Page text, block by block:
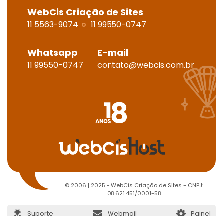
WebCis Criação de Sites
11 5563-9074 11 99550-0747
Whatsapp
11 99550-0747
E-mail
contato@webcis.com.br
© 2006 | 2025 - WebCis Criação de Sites - CNPJ:
08.621.451/0001-58
Suporte Webmail Painel